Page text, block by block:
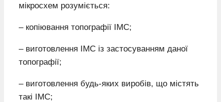
мікросхем розуміється:
– копіювання топографії ІМС;
– виготовлення ІМС із застосуванням даної
топографії;
– виготовлення будь-яких виробів, що містять
такі ІМС;